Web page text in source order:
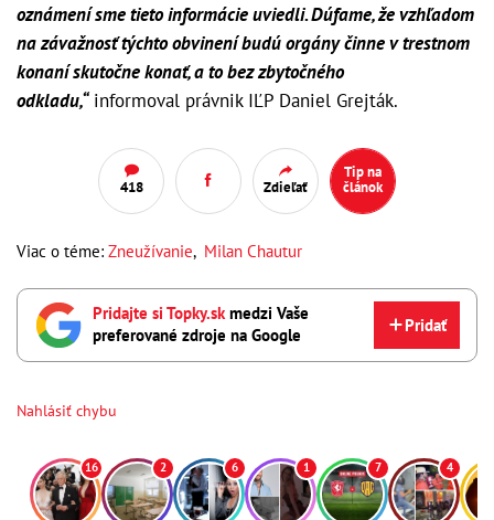
oznámení sme tieto informácie uviedli. Dúfame, že vzhľadom
na závažnosť týchto obvinení budú orgány činne v trestnom
konaní skutočne konať, a to bez zbytočného
odkladu,“informoval právnik IĽP Daniel Grejták.
418 Zdieľať
Tip na
článok
Viac o téme: Zneužívanie, Milan Chautur
Pridajte si Topky.skmedzi Vaše
preferované zdroje na Google
Pridať
Nahlásiť chybu
16 2 6 1 7 4